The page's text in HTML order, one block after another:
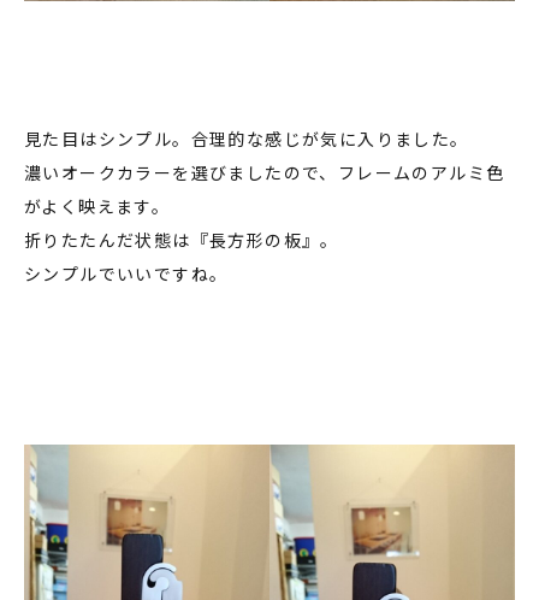
見た目はシンプル。合理的な感じが気に入りました。
濃いオークカラーを選びましたので、フレームのアルミ色
がよく映えます。
折りたたんだ状態は『長方形の板』。
シンプルでいいですね。